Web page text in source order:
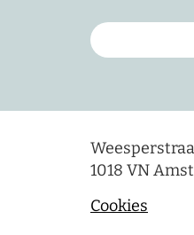
1018 VN
Cookies